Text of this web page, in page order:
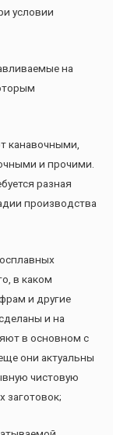
условии
на
канавочными,
и прочими.
разная
производства
в каком
и другие
и на
в основном с
они актуальны
чистовую
заготовок;